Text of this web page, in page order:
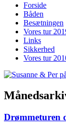
Forside
Båden
Besætningen
Vores tur
Links
Sikkerhed
Vores tur
Drømmeturen